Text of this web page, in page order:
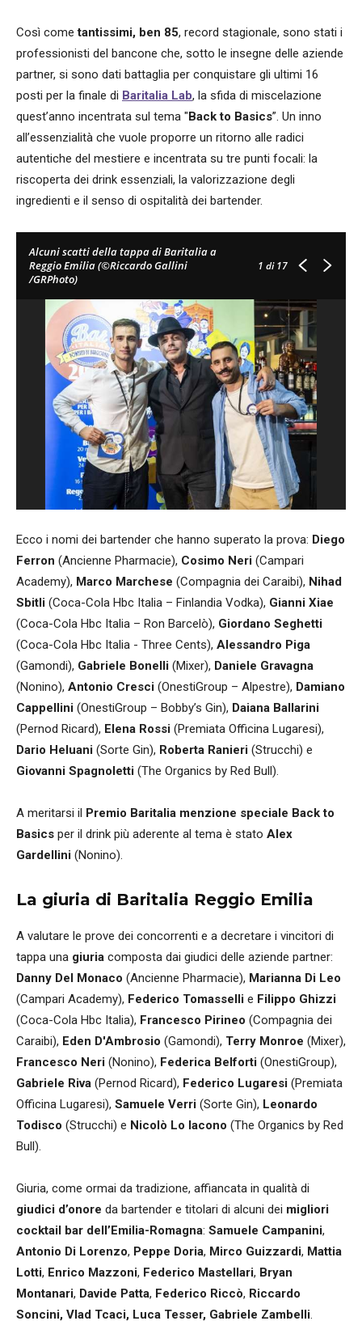
Così cometantissimi, ben 85, record stagionale, sono stati i
professionisti del bancone che, sotto le insegne delle aziende
partner, si sono dati battaglia per conquistare gli ultimi 16
posti per la finale di Baritalia Lab, la sfida di miscelazione
quest’anno incentrata sul tema "Back to Basics”. Un inno
all’essenzialità che vuole proporre un ritorno alle radici
autentiche del mestiere e incentrata su tre punti focali: la
riscoperta dei drink essenziali, la valorizzazione degli
ingredienti e il senso di ospitalità dei bartender.
Alcuni scatti della tappa di Baritalia a
Reggio Emilia (©Riccardo Gallini
/GRPhoto)
1 di 17
Ecco i nomi dei bartender che hanno superato la prova: Diego
Ferron (Ancienne Pharmacie), Cosimo Neri (Campari
Academy), Marco Marchese (Compagnia dei Caraibi), Nihad
Sbitli (Coca-Cola Hbc Italia – Finlandia Vodka), Gianni Xiae
(Coca-Cola Hbc Italia – Ron Barcelò), Giordano Seghetti
(Coca-Cola Hbc Italia - Three Cents), Alessandro Piga
(Gamondi), Gabriele Bonelli (Mixer), Daniele Gravagna
(Nonino), Antonio Cresci (OnestiGroup – Alpestre), Damiano
Cappellini (OnestiGroup – Bobby’s Gin), Daiana Ballarini
(Pernod Ricard), Elena Rossi (Premiata Officina Lugaresi),
Dario Heluani (Sorte Gin), Roberta Ranieri (Strucchi) e
Giovanni Spagnoletti (The Organics by Red Bull).
A meritarsi il Premio Baritalia menzione speciale Back to
Basics per il drink più aderente al tema è stato Alex
Gardellini (Nonino).
La giuria di Baritalia Reggio Emilia
A valutare le prove dei concorrenti e a decretare i vincitori di
tappa una giuria composta dai giudici delle aziende partner:
Danny Del Monaco (Ancienne Pharmacie), Marianna Di Leo
(Campari Academy), Federico Tomasselli e Filippo Ghizzi
(Coca-Cola Hbc Italia), Francesco Pirineo (Compagnia dei
Caraibi), Eden D'Ambrosio (Gamondi), Terry Monroe (Mixer),
Francesco Neri (Nonino), Federica Belforti (OnestiGroup),
Gabriele Riva (Pernod Ricard), Federico Lugaresi (Premiata
Officina Lugaresi), Samuele Verri (Sorte Gin), Leonardo
Todisco (Strucchi) e Nicolò Lo Iacono (The Organics by Red
Bull).
Giuria, come ormai da tradizione, affiancata in qualità di
giudici d’onore da bartender e titolari di alcuni dei migliori
cocktail bar dell’Emilia-Romagna: Samuele Campanini,
Antonio Di Lorenzo, Peppe Doria, Mirco Guizzardi, Mattia
Lotti, Enrico Mazzoni, Federico Mastellari, Bryan
Montanari, Davide Patta, Federico Riccò, Riccardo
Soncini, Vlad Tcaci, Luca Tesser, Gabriele Zambelli.